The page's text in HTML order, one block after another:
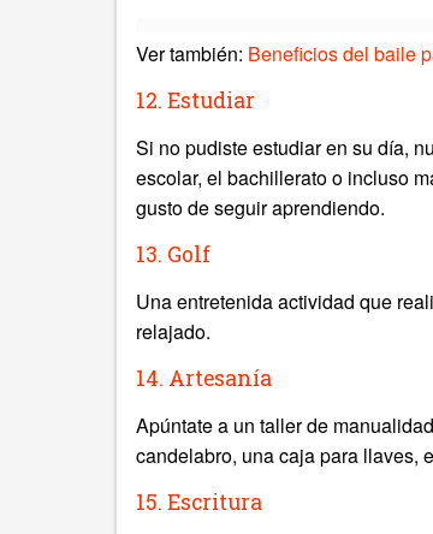
Ver también: Beneficios del baile
12. Estudiar
Si no pudiste estudiar en su día,
escolar, el bachillerato o incluso
gusto de seguir aprendiendo.
13. Golf
Una entretenida actividad que
relajado.
14. Artesanía
Apúntate a un taller de
candelabro, una caja para llaves,
15. Escritura